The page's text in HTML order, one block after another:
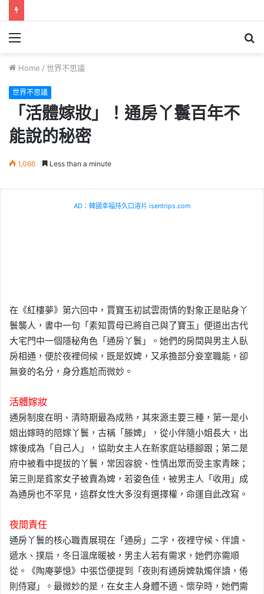
Home / 世界不思議
世界不思議
「活體嫁妝」！通房丫鬟百年不
能說的秘密
1,066 Less than a minute
AD：韓國幸福持久口溶片 isentrips.com
在《紅樓夢》第六回中，賈寶玉初試雲雨情的對象正是貼身丫
鬟襲人，書中一句「素知賈母已將自己與了寶玉」便道出古代
大宅門中一個隱秘角色「通房丫鬟」。她們的房間與男主人臥
房相通，便於夜裡伺候，既是奴婢，又承擔部分妾室職能，卻
無妾的名分，身分尷尬而微妙。
活體嫁妝
通房制度在明、清時期最為成熟，其來源主要三種，第一是小
姐出嫁時的陪嫁丫鬟，古稱「滕婢」，從小伴隨小姐長大，出
嫁後成為「自己人」，協助女主人在新家庭站穩腳跟；第二是
府中被看中提拔的丫鬟，常因容貌、性情出眾而受主家青睞；
第三則是貧家女子被賣為婢，若姿色佳，被男主人「收用」成
為通房也不罕見，這群女性大多沒有選擇權，命運自此改寫。
夜間責任
通房丫鬟的核心職責展現在「通房」二字，夜裡守候、伴讀、
遞水、撲扇，冬日溫席暖被，男主人若有需求，她們亦需順
從。《陶庵夢憶》中張岱便提到「夜則有通房婢執燭伴讀，倦
則侍寢」。最微妙的是，在女主人身體不適、懷孕時，她們需